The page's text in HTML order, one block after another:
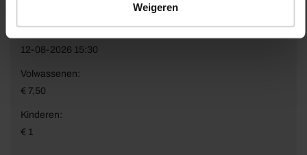
Weigeren
12-08-2026 15:30
Volwassenen:
€ 7,50
Kinderen:
€ 1